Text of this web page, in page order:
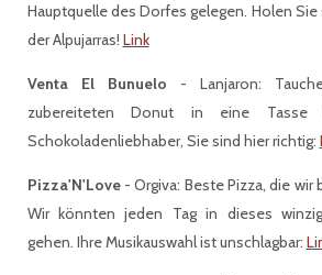
Hauptquelle des Dorfes gelegen. Holen
der Alpujarras! Link
Venta El Bunuelo - Lanjaron:
zubereiteten Donut in eine Tasse
Schokoladenliebhaber, Sie sind hier richtig:
Pizza'N'Love- Orgiva: Beste Pizza, die wir
Wir könnten jeden Tag in dieses
gehen. Ihre Musikauswahl ist unschlagbar: